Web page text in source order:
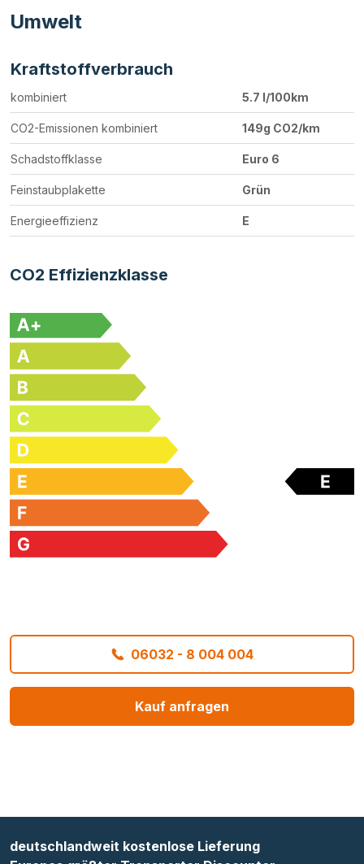
Umwelt
Kraftstoffverbrauch
kombiniert 5.7 l/100km
CO2-Emissionen kombiniert 149g CO2/km
Schadstoffklasse Euro 6
Feinstaubplakette Grün
Energieeffizienz E
CO2 Effizienzklasse
06032 - 8 004 004
Kauf anfragen
deutschlandweit kostenlose Lieferung